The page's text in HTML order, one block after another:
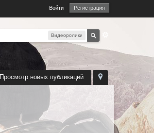
Войти Регистрация
Видеоролики
Просмотр новых публикаций